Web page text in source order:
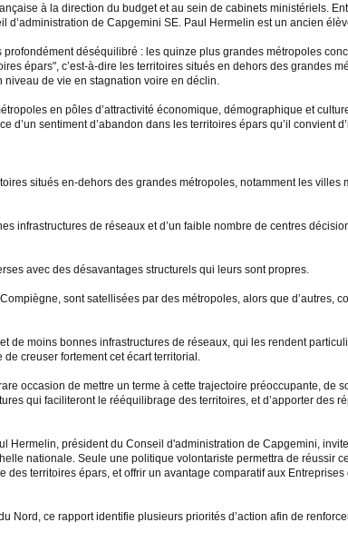
à la direction du budget et au sein de cabinets ministériels.
de Capgemini SE. Paul Hermelin est un ancien
déséquilibré : les quinze plus grandes métropoles
épars", c’est-à-dire les territoires situés en dehors des grandes
niveau de vie en stagnation voire en déclin.
en pôles d’attractivité économique, démographique et
d’un sentiment d’abandon dans les territoires épars qu’il convient
situés en-dehors des grandes métropoles, notamment les
infrastructures de réseaux et d’un faible nombre de centres
avec des désavantages structurels qui leurs sont propres.
sont satellisées par des métropoles, alors que d’autres,
de moins bonnes infrastructures de réseaux, qui les rendent
creuser fortement cet écart territorial.
occasion de mettre un terme à cette trajectoire préoccupante,
qui faciliteront le rééquilibrage des territoires, et d’apporter des
Hermelin, président du Conseil d'administration de Capgemini,
nationale. Seule une politique volontariste permettra de réussir
des territoires épars, et offrir un avantage comparatif aux
Nord, ce rapport identifie plusieurs priorités d’action afin de